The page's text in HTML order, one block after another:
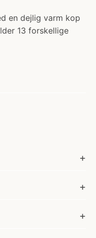
en dejlig varm kop
13 forskellige